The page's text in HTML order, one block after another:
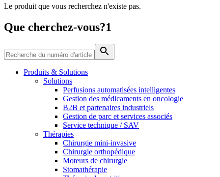
Catalogue de produits
Trouvez le produit que vous recherchez. Visitez le catalogue
de produits B. Braun avec notre portefeuille complet.
Média
Contactez-nous
Pôle d’innovation
Le produit que vous recherchez n'existe pas.
Que cherchez-vous?1
Produits & Solutions
Solutions
Perfusions automatisées intelligentes
Gestion des médicaments en oncologie
B2B et partenaires industriels
Gestion de parc et services associés
Service technique / SAV
Thérapies
Chirurgie mini-invasive
Chirurgie orthopédique
Moteurs de chirurgie
Stomathérapie